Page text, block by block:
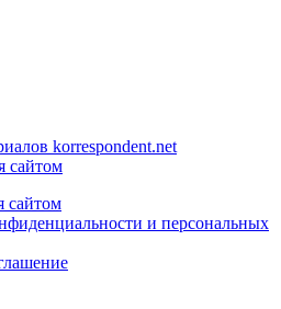
korrespondent.net
сайтом
сайтом
и персональных